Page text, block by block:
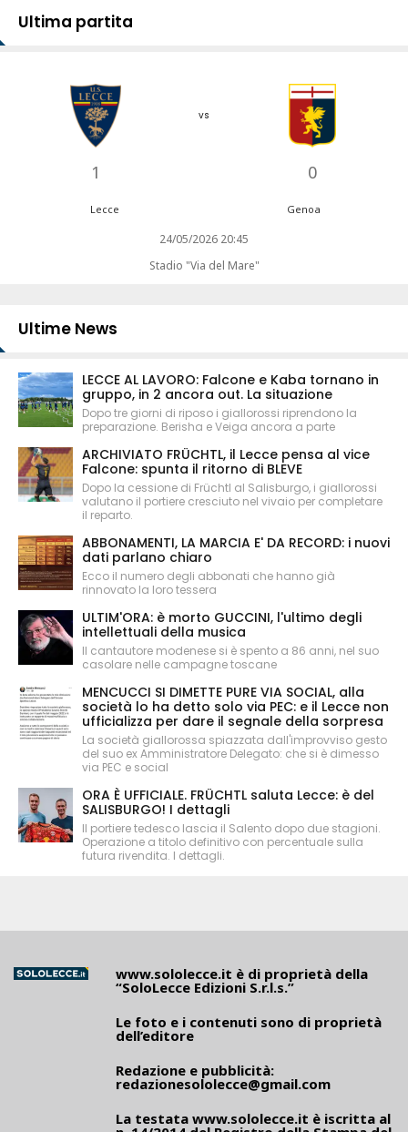
Ultima partita
1
vs
0
Lecce Genoa
24/05/2026 20:45
Stadio "Via del Mare"
Ultime News
LECCE AL LAVORO: Falcone e Kaba tornano in
gruppo, in 2 ancora out. La situazione
Dopo tre giorni di riposo i giallorossi riprendono la
preparazione. Berisha e Veiga ancora a parte
ARCHIVIATO FRÜCHTL, il Lecce pensa al vice
Falcone: spunta il ritorno di BLEVE
Dopo la cessione di Früchtl al Salisburgo, i giallorossi
valutano il portiere cresciuto nel vivaio per completare
il reparto.
ABBONAMENTI, LA MARCIA E' DA RECORD: i nuovi
dati parlano chiaro
Ecco il numero degli abbonati che hanno già
rinnovato la loro tessera
ULTIM'ORA: è morto GUCCINI, l'ultimo degli
intellettuali della musica
Il cantautore modenese si è spento a 86 anni, nel suo
casolare nelle campagne toscane
MENCUCCI SI DIMETTE PURE VIA SOCIAL, alla
società lo ha detto solo via PEC: e il Lecce non
ufficializza per dare il segnale della sorpresa
La società giallorossa spiazzata dall'improvviso gesto
del suo ex Amministratore Delegato: che si è dimesso
via PEC e social
ORA È UFFICIALE. FRÜCHTL saluta Lecce: è del
SALISBURGO! I dettagli
Il portiere tedesco lascia il Salento dopo due stagioni.
Operazione a titolo definitivo con percentuale sulla
futura rivendita. I dettagli.
www.sololecce.it è di proprietà della
“SoloLecce Edizioni S.r.l.s.”
Le foto e i contenuti sono di proprietà
dell’editore
Redazione e pubblicità:
redazionesololecce@gmail.com
La testata www.sololecce.it è iscritta al